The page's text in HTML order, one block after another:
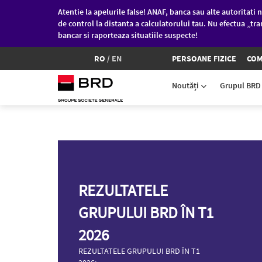
Atentie la apelurile false! ANAF, banca sau alte autoritati
de control la distanta a calculatorului tau. Nu efectua
bancar si raporteaza situatiile suspecte!
RO / EN PERSOANE FIZICE
Noutăți Grupul BRD
REZULTATELE
GRUPULUI BRD ÎN T1
2026
REZULTATELE GRUPULUI BRD ÎN T1